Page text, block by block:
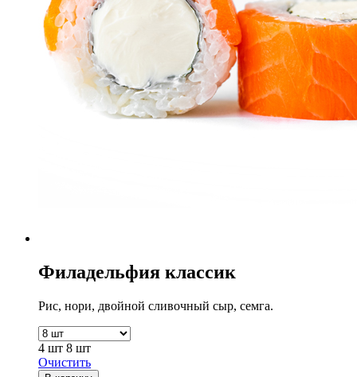
Филадельфия классик
Рис, нори, двойной сливочный сыр, семга.
4 шт 8 шт
Очистить